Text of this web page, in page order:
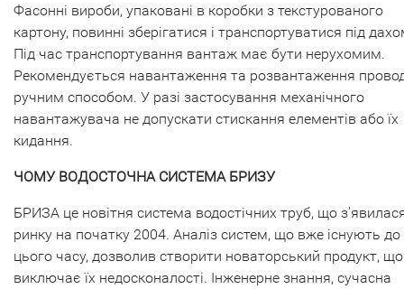
Фасонні вироби, упаковані в коробки з текстурованого
картону, повинні зберігатися і транспортуватися під
Під час транспортування вантаж має бути нерухомим.
Рекомендується навантаження та розвантаження
ручним способом. У разі застосування механічного
навантажувача не допускати стискання елементів або їх
кидання.
ЧОМУ ВОДОСТОЧНА СИСТЕМА БРИЗУ
БРИЗА це новітня система водостічних труб, що
ринку на початку 2004. Аналіз систем, що вже існують до
цього часу, дозволив створити новаторський продукт, що
виключає їх недосконалості. Інженерне знання, сучасна